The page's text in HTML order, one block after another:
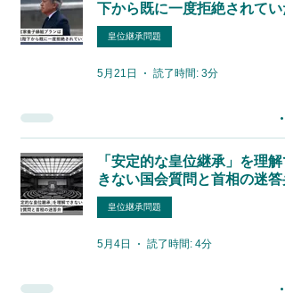
下から既に一度拒絶されてい
皇位継承問題
5月21日 読了時間: 3分
「安定的な皇位継承」を理解
きない国会質問と首相の迷答
皇位継承問題
5月4日 読了時間: 4分